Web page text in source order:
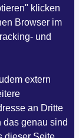
klicken
Browser im
und
extern
an Dritte
das genau sind